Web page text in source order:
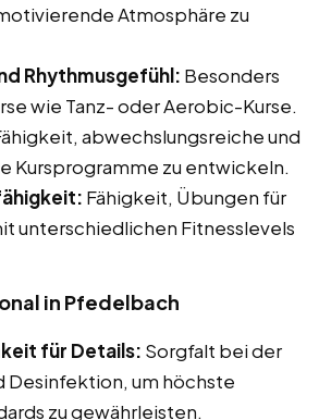
Atmosphäre zu
Rhythmusgefühl: Besonders
wie Tanz- oder Aerobic-Kurse.
abwechslungsreiche und
Kursprogramme zu entwickeln.
Fähigkeit, Übungen für
unterschiedlichen Fitnesslevels
in Pfedelbach
für Details: Sorgfalt bei der
Desinfektion, um höchste
zu gewährleisten.